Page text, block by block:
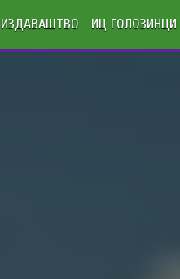
ИЗДАВАШТВО ИЦ ГОЛОЗИНЦИ